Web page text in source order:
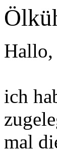
Hallo,
ich
mal